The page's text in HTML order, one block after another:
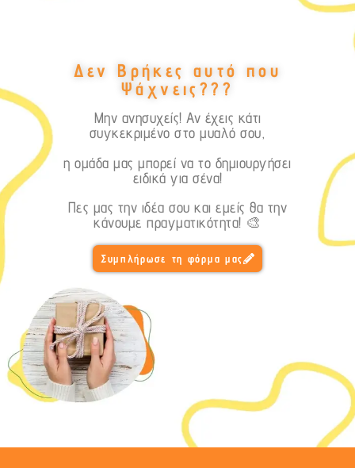
Δεν Βρήκες αυτό που
Ψάχνεις???
Μην ανησυχείς! Αν έχεις κάτι
συγκεκριμένο στο μυαλό σου,
η ομάδα μας μπορεί να το δημιουργήσει
ειδικά για σένα!
Πες μας την ιδέα σου και εμείς θα την
κάνουμε πραγματικότητα! 🎨
Συμπλήρωσε τη φόρμα μας